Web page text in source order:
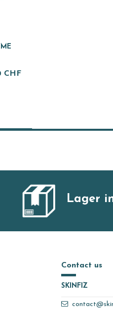
CHF
Lager
Contact us
SKINFIZ